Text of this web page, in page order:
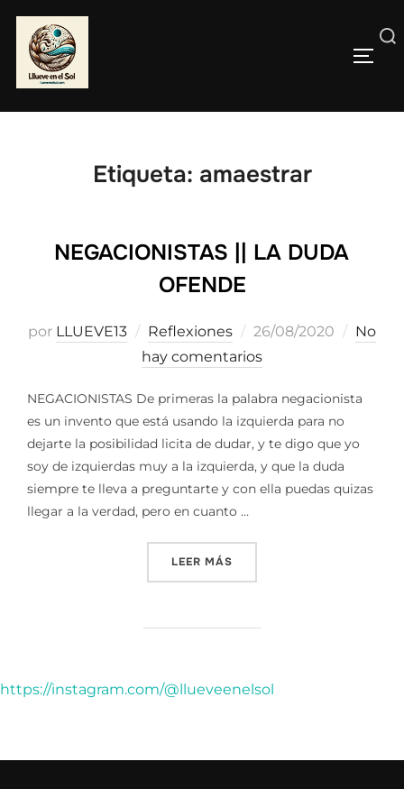
contenido
Buscar:
Etiqueta: amaestrar
NEGACIONISTAS || LA DUDA
OFENDE
por LLUEVE13 Reflexiones
Publicado
el
26/08/2020
No
hay comentarios
NEGACIONISTAS De primeras la palabra negacionista
es un invento que está usando la izquierda para no
dejarte la posibilidad licita de dudar, y te digo que yo
soy de izquierdas muy a la izquierda, y que la duda
siempre te lleva a preguntarte y con ella puedas quizas
llegar a la verdad, pero en cuanto …
LEER MÁS
https://instagram.com/@llueveenelsol